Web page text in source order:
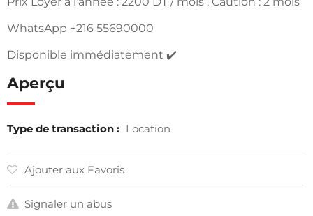
WhatsApp +216 55690000
Disponible immédiatement ✔️
Aperçu
Type de transaction : Location
Ajouter aux Favoris
Signaler un abus